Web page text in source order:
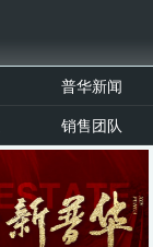
普华新闻
销售团队